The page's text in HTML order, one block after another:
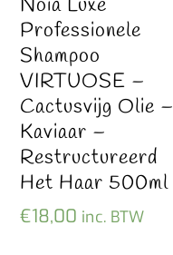
Professionele
Shampoo
VIRTUOSE –
Cactusvijg Olie –
Kaviaar –
Restructureerd
Het Haar 500ml
€18,00 inc. BTW